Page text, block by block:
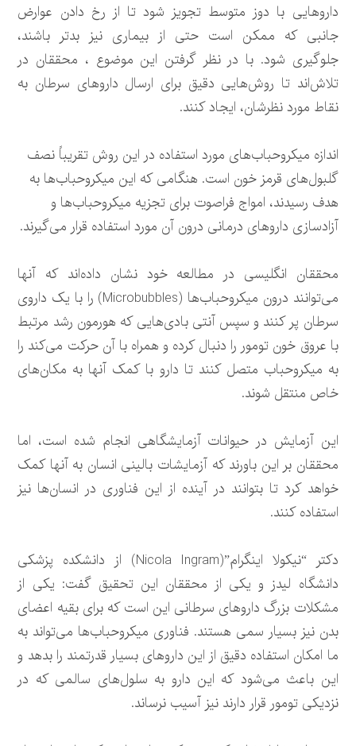
داروهایی با دوز متوسط تجویز شود تا از رخ دادن عوارض
جانبی که ممکن است حتی از بیماری نیز بدتر باشند،
جلوگیری شود. با در نظر گرفتن این موضوع ، محققان در
تلاش‌اند تا روش‌هایی دقیق برای ارسال داروهای سرطان به
نقاط مورد نظرشان، ایجاد کنند.
اندازه میکروحباب‌های مورد استفاده در این روش تقریباً نصف
گلبول‌های قرمز خون است. هنگامی که این میکروحباب‌ها به
هدف رسیدند، امواج فراصوت برای تجزیه میکروحباب‌ها و
آزادسازی داروهای درمانی درون آن مورد استفاده قرار می‌گیرند.
محققان انگلیسی در مطالعه خود نشان داده‌اند که آنها
می‌توانند درون میکروحباب‌ها (Microbubbles) را با یک داروی
سرطان پر کنند و سپس آنتی بادی‌هایی که هورمون رشد مرتبط
با عروق خون تومور را دنبال کرده و همراه با آن حرکت می‌کند را
به میکروحباب متصل کنند تا دارو با کمک آنها به مکان‌های
خاص منتقل شوند.
این آزمایش در حیوانات آزمایشگاهی انجام شده است، اما
محققان بر این باورند که آزمایشات بالینی انسان به آنها کمک
خواهد کرد تا بتوانند در آینده از این فناوری در انسان‌ها نیز
استفاده کنند.
دکتر “نیکولا اینگرام”(Nicola Ingram) از دانشکده پزشکی
دانشگاه لیدز و یکی از محققان این تحقیق گفت: یکی از
مشکلات بزرگ داروهای سرطانی این است که برای بقیه اعضای
بدن نیز بسیار سمی هستند. فناوری میکروحباب‌ها می‌تواند به
ما امکان استفاده دقیق از این داروهای بسیار قدرتمند را بدهد و
این باعث می‌شود که این دارو به سلول‌های سالمی که در
نزدیکی تومور قرار دارند نیز آسیب نرساند.